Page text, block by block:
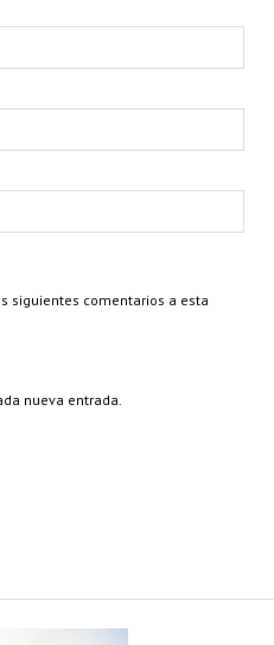
siguientes comentarios a esta
nueva entrada.